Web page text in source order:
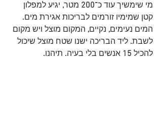
מי שימשיך עוד כ־200 מטר, יגיע למפלון
קטן שמימיו זורמים לבריכות אגירת מים.
המים נעימים, נקיים, המקום מוצל ויש מקום
לשבת. ליד הבריכה ישנו שטח מוצל שיכול
להכיל 15 אנשים בלי בעיה. תיהנו.